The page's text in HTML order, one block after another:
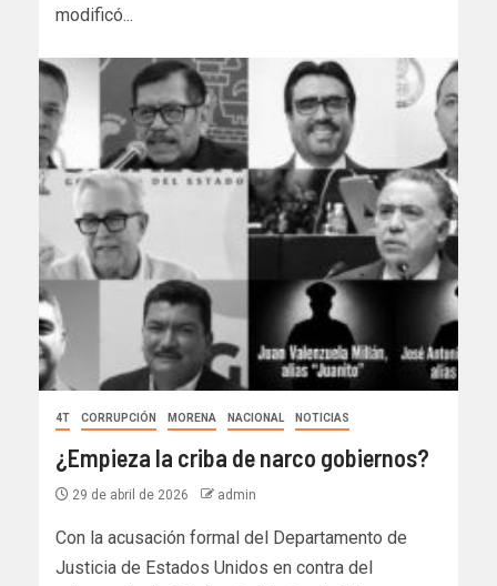
modificó...
4T CORRUPCIÓN MORENA NACIONAL NOTICIAS
¿Empieza la criba de narco gobiernos?
29 de abril de 2026 admin
Con la acusación formal del Departamento de
Justicia de Estados Unidos en contra del